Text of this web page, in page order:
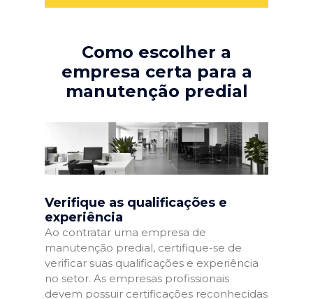
Como escolher a
empresa certa para a
manutenção predial
Verifique as qualificações e
experiência
Ao contratar uma empresa de
manutenção predial, certifique-se de
verificar suas qualificações e experiência
no setor. As empresas profissionais
devem possuir certificações reconhecidas